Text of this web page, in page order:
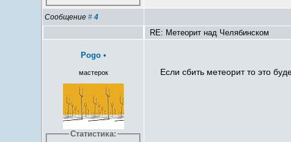
Сообщение#4
RE: Метеорит над Челябинском
Pogo •
мастерок
Статистика:
Если сбить метеорит то это